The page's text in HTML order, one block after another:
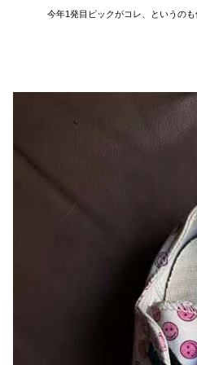
今年1発目ピックがコレ、というの